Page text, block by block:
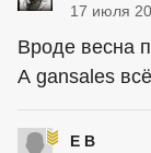
17 июля
Вроде весна
А gansales
Е В